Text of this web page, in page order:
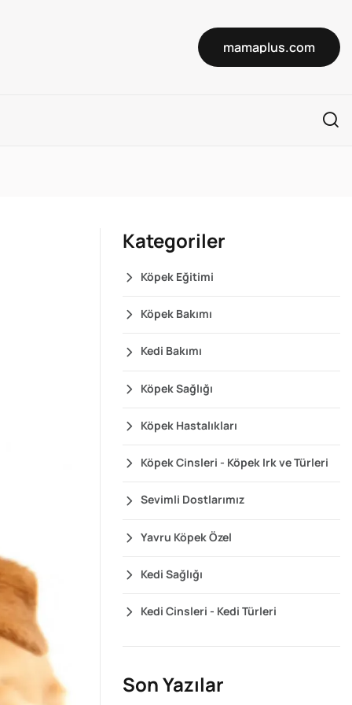
mamaplus.com
Kategoriler
Köpek Eğitimi
Köpek Bakımı
Kedi Bakımı
Köpek Sağlığı
Köpek Hastalıkları
Köpek Cinsleri - Köpek Irk ve Türleri
Sevimli Dostlarımız
Yavru Köpek Özel
Kedi Sağlığı
Kedi Cinsleri - Kedi Türleri
Son Yazılar